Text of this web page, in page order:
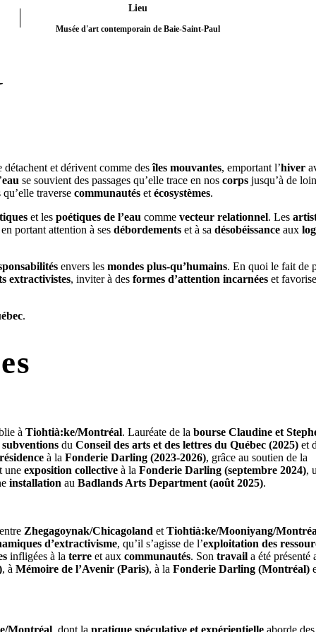
Lieu
Musée d'art contemporain de Baie-Saint-Paul
détachent et dérivent comme desîles mouvantes, emportant l’hiver
eau se souvient des passages qu’elle trace en nos corps jusqu’à de
traverse communautés et écosystèmes.
et les poétiques de l’eau comme vecteur relationnel. Les
portant attention à ses débordements et à sa désobéissance aux
envers les mondes plus-qu’humains. En quoi le fait de
extractivistes, inviter à des formes d’attention incarnées et
.
à Tiohtià:ke/Montréal. Lauréate de la bourse Claudine et
subventions du Conseil des arts et des lettres du Québec (2025) et
à la Fonderie Darling (2023-2026), grâce au soutien de la
une exposition collective à la Fonderie Darling (septembre 2024),
installation au Badlands Arts Department (août 2025).
Zhegagoynak/Chicagoland et Tiohtià:ke/Mooniyang/
d’extractivisme, qu’il s’agisse de l’exploitation des
infligées à la terre et aux communautés. Son travail a été présenté
, à Mémoire de l’Avenir (Paris), à la Fonderie Darling (Montréal)
Montréal , dont la pratique spéculative et expérientielle aborde